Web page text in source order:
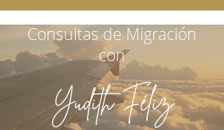
Consultas de Migración
con